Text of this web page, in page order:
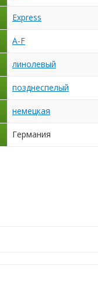
Express
A-F
линолевый
позднеспелый
немецкая
Германия